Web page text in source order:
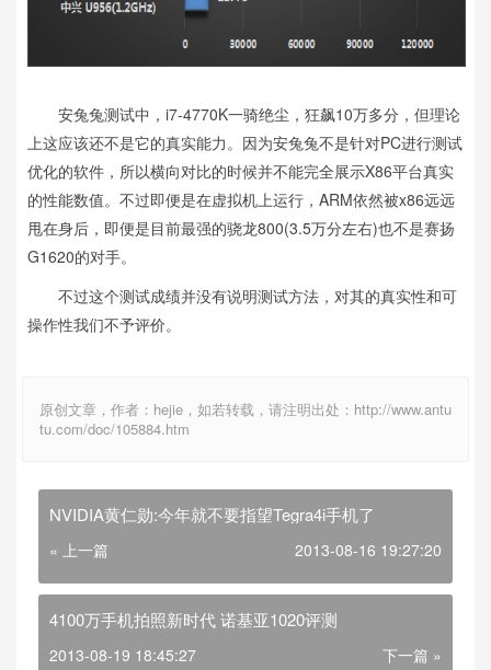
安兔兔测试中，i7-4770K一骑绝尘，狂飙10万多分，但理论
上这应该还不是它的真实能力。因为安兔兔不是针对PC进行测试
优化的软件，所以横向对比的时候并不能完全展示X86平台真实
的性能数值。不过即便是在虚拟机上运行，ARM依然被x86远远
甩在身后，即便是目前最强的骁龙800(3.5万分左右)也不是赛扬
G1620的对手。
不过这个测试成绩并没有说明测试方法，对其的真实性和可
操作性我们不予评价。
原创文章，作者：hejie，如若转载，请注明出处：http://www.antu
tu.com/doc/105884.htm
NVIDIA黄仁勋:今年就不要指望Tegra4i手机了
« 上一篇 2013-08-16 19:27:20
4100万手机拍照新时代 诺基亚1020评测
2013-08-19 18:45:27 下一篇 »